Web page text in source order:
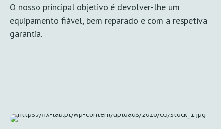
O nosso principal objetivo é devolver-lhe um
equipamento fiável, bem reparado e com a respetiva
garantia.